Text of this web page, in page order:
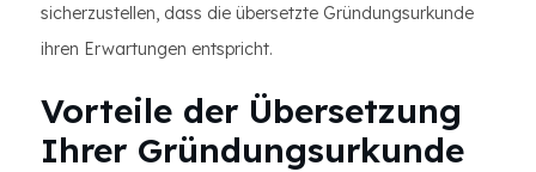
sicherzustellen, dass die übersetzte Gründungsurkunde
ihren Erwartungen entspricht.
Vorteile der Übersetzung
Ihrer Gründungsurkunde